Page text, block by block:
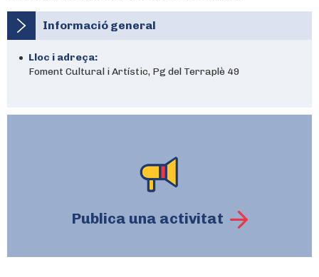
Informació general
Lloc i adreça:
Foment Cultural i Artístic, Pg del Terraplè 49
Publica una activitat